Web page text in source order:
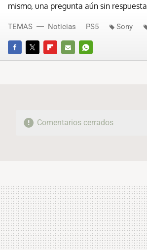
mismo, una pregunta aún sin respuesta.
FACEBOOKTWITTERFLIPBOARD
E-
WHATSAPP
TEMAS Noticias PS5 Sony
Comentarios cerrados